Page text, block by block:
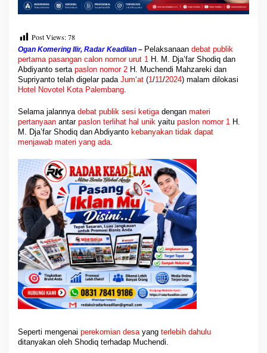
g
a
k
a
n
B
u
m
e
s
T
i
a
k
M
e
m
i
i
k
i
A
n
g
g
a
n
Post Views:78
Ogan Komering Ilir, Radar Keadilan – Pelaksanaan debat publik
pertama pasangan calon nomor urut 1 H. M. Dja’far Shodiq dan
Abdiyanto serta paslon nomor 2 H. Muchendi Mahzareki dan
Supriyanto telah digelar pada Jum‘at (1/11/2024) malam dilokasi
Hotel Novotel Kota Palembang.
Selama jalannya debat publik sesi ketigadengan materi
pertanyaan antar paslon terlihat hal unik yaitu paslon nomor 1 H.
M. Dja’far Shodiq dan Abdiyanto kebanyakan tidak dapat
menjawab materi yang ada.
Seperti mengenai perekomian desayang terlebih dahulu
ditanyakan oleh Shodiq terhadap Muchendi.